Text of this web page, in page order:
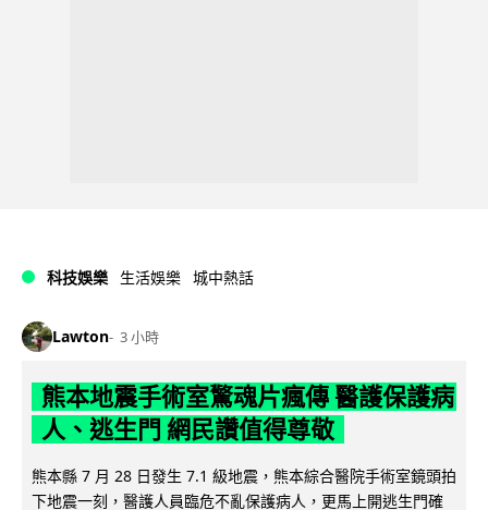
科技娛樂 生活娛樂 城中熱話
Lawton 3 小時
熊本地震手術室驚魂片瘋傳 醫護保護病
人、逃生門 網民讚值得尊敬
熊本縣 7 月 28 日發生 7.1 級地震，熊本綜合醫院手術室鏡頭拍
下地震一刻，醫護人員臨危不亂保護病人，更馬上開逃生門確